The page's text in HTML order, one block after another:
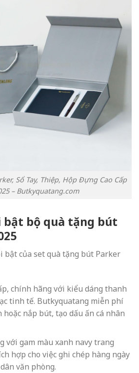
Sổ Tay, Thiệp, Hộp Đựng Cao Cấp
– Butkyquatang.com
bật bộ quà tặng bút
bật của set quà tặng bút Parker
chính hãng với kiểu dáng thanh
tinh tế. Butkyquatang miễn phí
nắp bút, tạo dấu ấn cá nhân
với gam màu xanh navy trang
hợp cho việc ghi chép hàng ngày
văn phòng.